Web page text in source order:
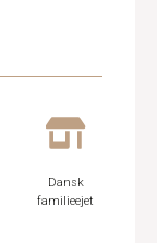
Dansk
familieejet